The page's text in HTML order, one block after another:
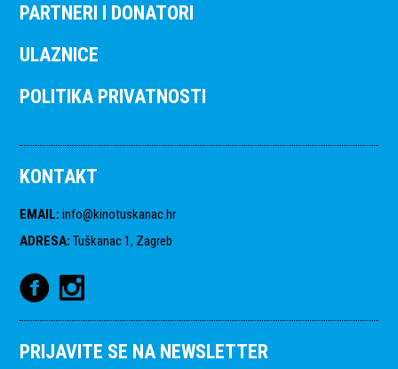
PARTNERI I DONATORI
ULAZNICE
POLITIKA PRIVATNOSTI
KONTAKT
EMAIL: info@kinotuskanac.hr
ADRESA: Tuškanac 1, Zagreb
PRIJAVITE SE NA NEWSLETTER